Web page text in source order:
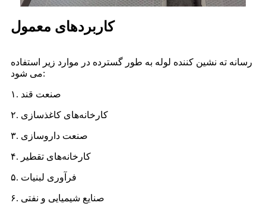
کاربردهای معمول
رسانه ته نشین کننده لوله به طور گسترده در موارد زیر استفاده
می شود:
۱. صنعت قند
۲. کارخانه‌های کاغذسازی
۳. صنعت داروسازی
۴. کارخانه‌های تقطیر
۵. فرآوری لبنیات
۶. صنایع شیمیایی و نفتی